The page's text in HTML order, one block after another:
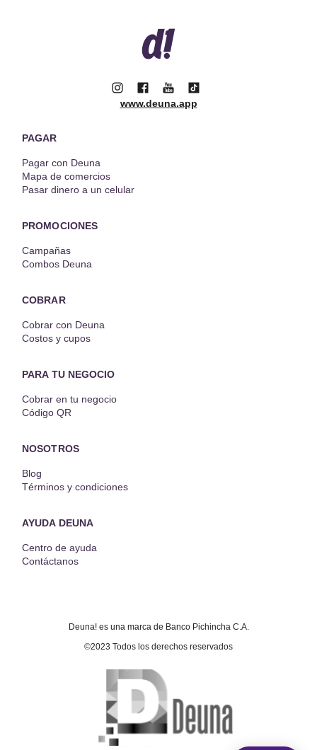
www.deuna.app
PAGAR
Pagar con Deuna
Mapa de comercios
Pasar dinero a un celular
PROMOCIONES
Campañas
Combos Deuna
COBRAR
Cobrar con Deuna
Costos y cupos
PARA TU NEGOCIO
Cobrar en tu negocio
Código QR
NOSOTROS
Blog
Términos y condiciones
AYUDA DEUNA
Centro de ayuda
Contáctanos
Deuna! es una marca de Banco Pichincha C.A.
©2023 Todos los derechos reservados